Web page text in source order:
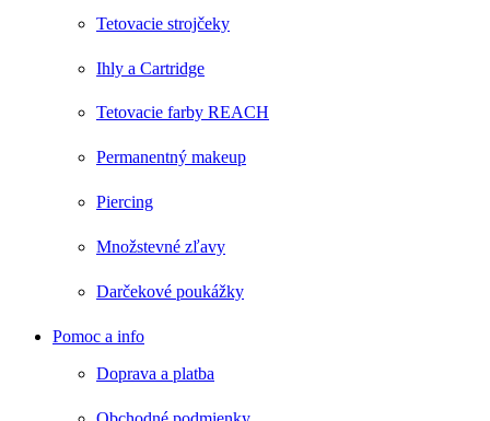
Tetovacie strojčeky
Ihly a Cartridge
Tetovacie farby REACH
Permanentný makeup
Piercing
Množstevné zľavy
Darčekové poukážky
Pomoc a info
Doprava a platba